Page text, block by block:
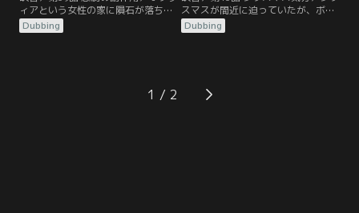
ィアという女性の家に隕石が落ち
る。その様子を目撃した大家が通報
し、ボビーたちがオリヴィアの家へ
ーを受診する。その事故で若い女性
が命を落としたことで、ヘンは憔悴
Dubbing
スマスが間近に迫っていたが、ボビ
ーの検査結果が出ていないため、ア
シーナはツリーを飾る気になれずに
は、過去と向き合う決意をする。バ
ックは仲間がクリスマス気分を味わ
Dubbing
1